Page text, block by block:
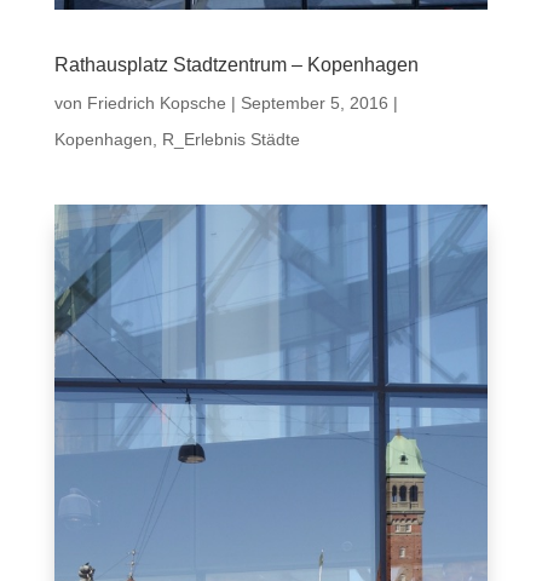
Rathausplatz Stadtzentrum – Kopenhagen
von Friedrich Kopsche | September 5, 2016 |
Kopenhagen, R_Erlebnis Städte